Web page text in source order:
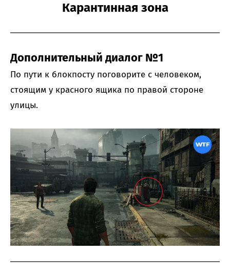
Карантинная зона
Дополнительный диалог №1
По пути к блокпосту поговорите с человеком,
стоящим у красного ящика по правой стороне
улицы.